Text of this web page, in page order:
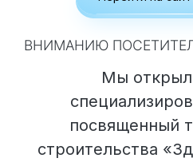
Дизайн интерьеров. Отделка
Облицовка фасада
Реконструкция
Пожизненное обслуживание
ВНИМАНИЮ
Мы
посвященный
строительства